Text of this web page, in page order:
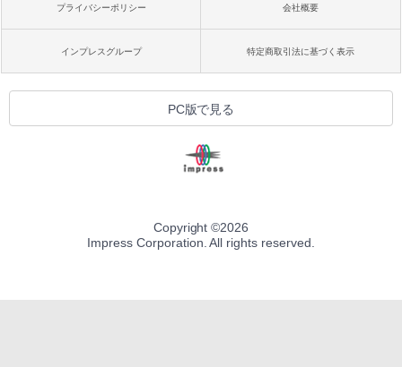
プライバシーポリシー 会社概要
インプレスグループ 特定商取引法に基づく表示
PC版で見る
Copyright ©2026
Impress Corporation. All rights reserved.